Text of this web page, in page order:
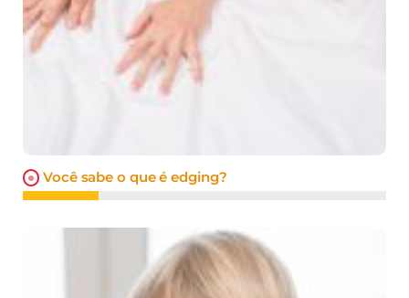
Você sabe o que é edging?